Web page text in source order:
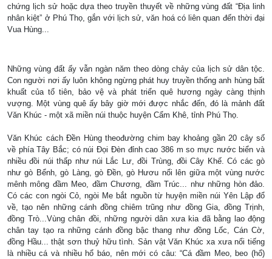
chứng lịch sử hoặc dựa theo truyền thuyết về những vùng đất “Địa linh
nhân kiệt” ở Phú Thọ, gắn với lịch sử, văn hoá có liên quan đến thời đại
Vua Hùng...
Những vùng đất ấy vẫn ngàn năm theo dòng chảy của lịch sử dân tộc.
Con người nơi ấy luôn không ngừng phát huy truyền thống anh hùng bất
khuất của tổ tiên, bảo vệ và phát triển quê hương ngày càng thịnh
vượng. Một vùng quê ấy bây giờ mới được nhắc đến, đó là mảnh đất
Văn Khúc - một xã miền núi thuộc huyện Cẩm Khê, tỉnh Phú Thọ.
Văn Khúc cách Đền Hùng theođường chim bay khoảng gần 20 cây số
về phía Tây Bắc; có núi Đọi Đèn đỉnh cao 386 m so mực nước biển và
nhiều đồi núi thấp như núi Lắc Lư, đồi Trùng, đồi Cây Khế. Có các gò
như gò Bểnh, gò Làng, gò Đền, gò Hươu nổi lên giữa một vùng nước
mênh mông đầm Meo, đầm Chương, đầm Trúc... như những hòn đảo.
Có các con ngòi Cỏ, ngòi Me bắt nguồn từ huyện miền núi Yên Lập đổ
về, tạo nên những cánh đồng chiêm trũng như đồng Gia, đồng Trịnh,
đồng Trò...Vùng chân đồi, những người dân xưa kia đã bằng lao động
chân tay tạo ra những cánh đồng bậc thang như đồng Lốc, Cán Cờ,
đồng Hầu... thật sơn thuỷ hữu tình. Sản vật Văn Khúc xa xưa nổi tiếng
là nhiều cá và nhiều hổ báo, nên mới có câu: “Cá đầm Meo, beo (hổ)